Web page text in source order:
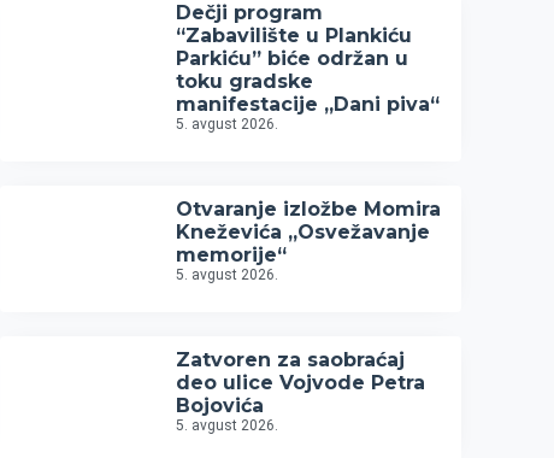
Dečji program
“Zabavilište u Plankiću
Parkiću” biće održan u
toku gradske
manifestacije „Dani piva“
5. avgust 2026.
Otvaranje izložbe Momira
Kneževića „Osvežavanje
memorije“
5. avgust 2026.
Zatvoren za saobraćaj
deo ulice Vojvode Petra
Bojovića
5. avgust 2026.